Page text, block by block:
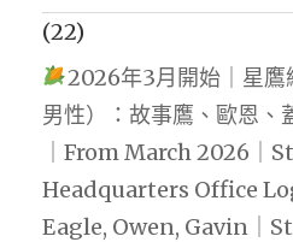
(22)
2026年3月開始｜星鷹
男性）：故事鷹、歐恩、
｜From March 2026｜
Headquarters Office
Eagle, Owen, Gavin｜